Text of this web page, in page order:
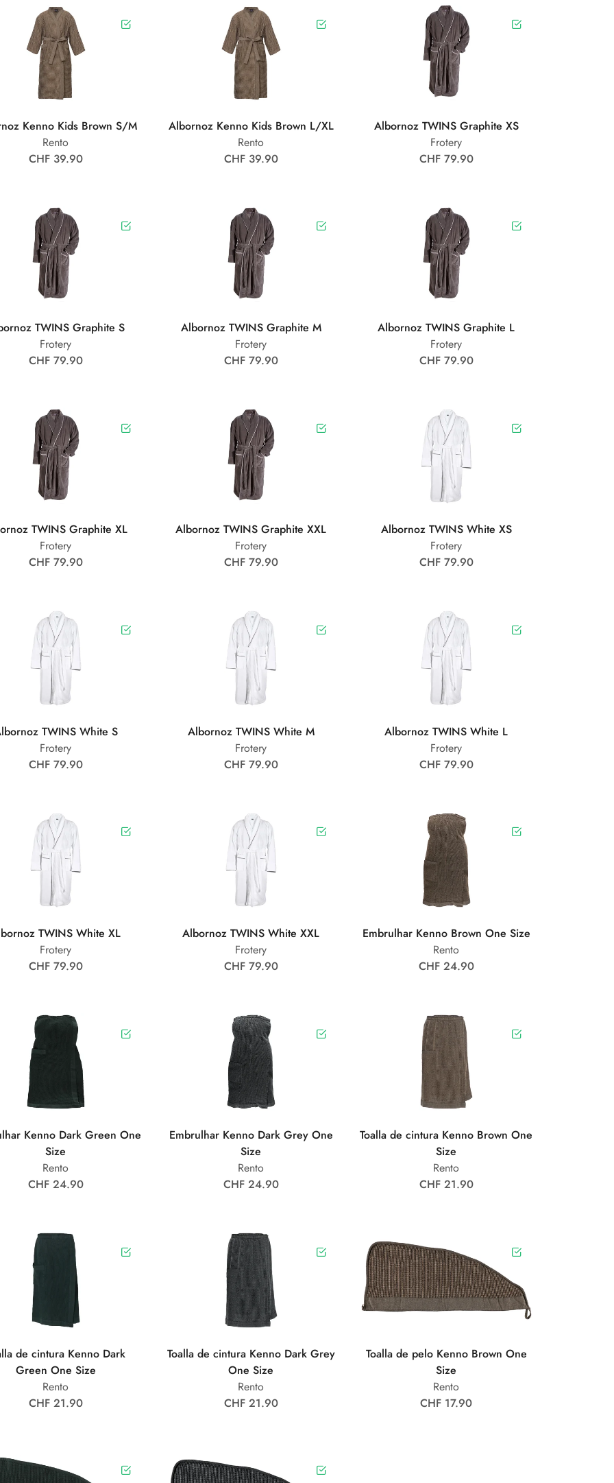
Kenno Kids Brown S/M
Rento
CHF 39.90
Albornoz Kenno Kids Brown L/XL
Rento
CHF 39.90
Albornoz TWINS Graphite XS
Frotery
CHF 79.90
TWINS Graphite S
Frotery
CHF 79.90
Albornoz TWINS Graphite M
Frotery
CHF 79.90
Albornoz TWINS Graphite L
Frotery
CHF 79.90
TWINS Graphite XL
Frotery
CHF 79.90
Albornoz TWINS Graphite XXL
Frotery
CHF 79.90
Albornoz TWINS White XS
Frotery
CHF 79.90
TWINS White S
Frotery
CHF 79.90
Albornoz TWINS White M
Frotery
CHF 79.90
Albornoz TWINS White L
Frotery
CHF 79.90
TWINS White XL
Frotery
CHF 79.90
Albornoz TWINS White XXL
Frotery
CHF 79.90
Embrulhar Kenno Brown One Size
Rento
CHF 24.90
Kenno Dark Green One
Size
Rento
CHF 24.90
Embrulhar Kenno Dark Grey One
Size
Rento
CHF 24.90
Toalla de cintura Kenno Brown One
Size
Rento
CHF 21.90
de cintura Kenno Dark
Green One Size
Rento
CHF 21.90
Toalla de cintura Kenno Dark Grey
One Size
Rento
CHF 21.90
Toalla de pelo Kenno Brown One
Size
Rento
CHF 17.90